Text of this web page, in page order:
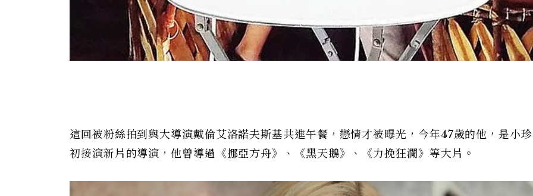
這回被粉絲拍到與大導演戴倫艾洛諾夫斯基共進午餐，戀情才被曝光，今年47歲的他，是小
初接演新片的導演，他曾導過《挪亞方舟》、《黑天鵝》、《力挽狂瀾》等大片。